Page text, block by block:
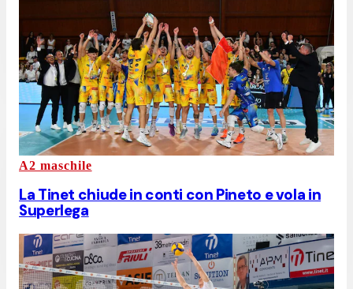
A2 maschile
La Tinet chiude in conti con Pineto e vola in
Superlega